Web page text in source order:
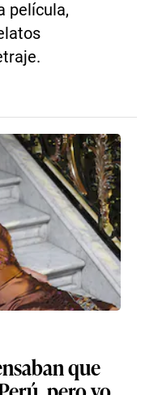
película,
que